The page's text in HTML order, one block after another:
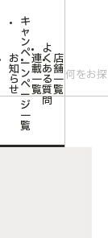
お
知
ら
せ
キ
ャ
ン
ペ
ー
ン
ペ
ー
ジ
一
覧
連
載
一
覧
よ
く
あ
る
質
問
店
舗
一
覧
ゼンレスゾーンゼロ